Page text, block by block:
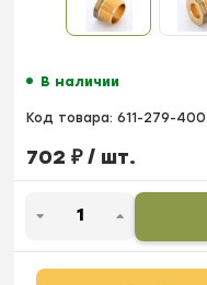
В наличии
Код товара: 611-279-400
702 ₽/ шт.